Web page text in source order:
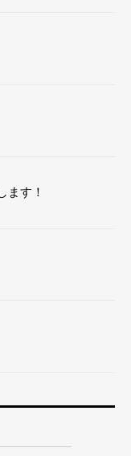
ます！